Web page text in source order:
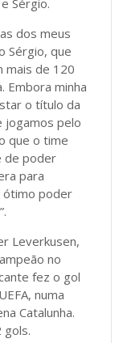
dos meus
Sérgio, que
mais de 120
Embora minha
o título da
jogamos pelo
que o time
de poder
para
ótimo poder
Leverkusen,
no
fez o gol
numa
Catalunha.
gols.